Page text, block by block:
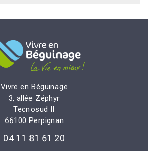
Vivre en Béguinage
3, allée Zéphyr
Tecnosud II
66100 Perpignan
04 11 81 61 20